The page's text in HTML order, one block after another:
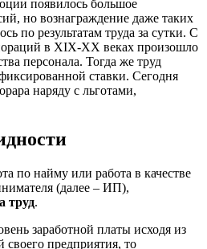
появилось большое
но вознаграждение даже таких
по результатам труда за сутки. С
в XIX-XX веках произошло
персонала. Тогда же труд
ставки. Сегодня
наряду с льготами,
по найму или работа в качестве
(далее – ИП),
труд.
заработной платы исходя из
предприятия, то